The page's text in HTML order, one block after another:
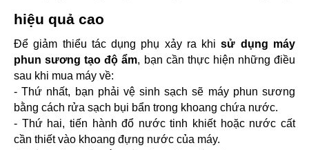
hiệu quả cao
Để giảm thiểu tác dụng phụ xảy ra khi sử dụng máy
phun sương tạo độ ẩm, bạn cần thực hiện những điều
sau khi mua máy về:
- Thứ nhất, bạn phải vệ sinh sạch sẽ máy phun sương
bằng cách rửa sạch bụi bẩn trong khoang chứa nước.
- Thứ hai, tiến hành đổ nước tinh khiết hoặc nước cất
cần thiết vào khoang đựng nước của máy.